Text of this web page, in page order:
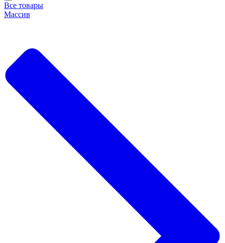
Все товары
Массив